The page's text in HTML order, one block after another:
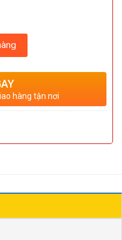
hàng tận nơi